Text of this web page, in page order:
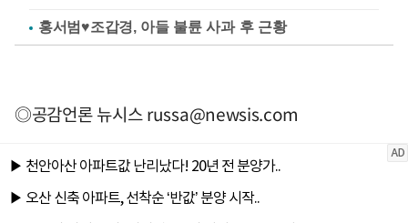
홍서범♥조갑경, 아들 불륜 사과 후 근황
◎공감언론 뉴시스russa@newsis.com